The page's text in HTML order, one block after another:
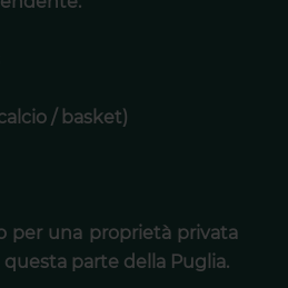
/ basket)
per una proprietà privata
parte della Puglia.